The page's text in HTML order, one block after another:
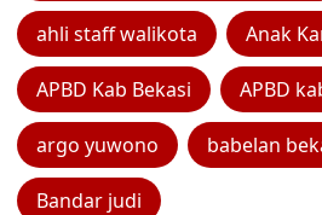
ahli staff walikota Anak
APBD Kab Bekasi APBD
argo yuwono babelan
Bandar judi